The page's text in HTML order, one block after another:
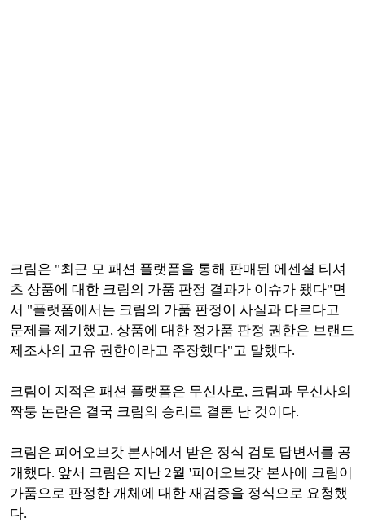
크림은 "최근 모 패션 플랫폼을 통해 판매된 에센셜 티셔
츠 상품에 대한 크림의 가품 판정 결과가 이슈가 됐다"면
서 "플랫폼에서는 크림의 가품 판정이 사실과 다르다고
문제를 제기했고, 상품에 대한 정가품 판정 권한은 브랜드
제조사의 고유 권한이라고 주장했다"고 말했다.
크림이 지적은 패션 플랫폼은 무신사로, 크림과 무신사의
짝퉁 논란은 결국 크림의 승리로 결론 난 것이다.
크림은 피어오브갓 본사에서 받은 정식 검토 답변서를 공
개했다. 앞서 크림은 지난 2월 '피어오브갓' 본사에 크림이
가품으로 판정한 개체에 대한 재검증을 정식으로 요청했
다.